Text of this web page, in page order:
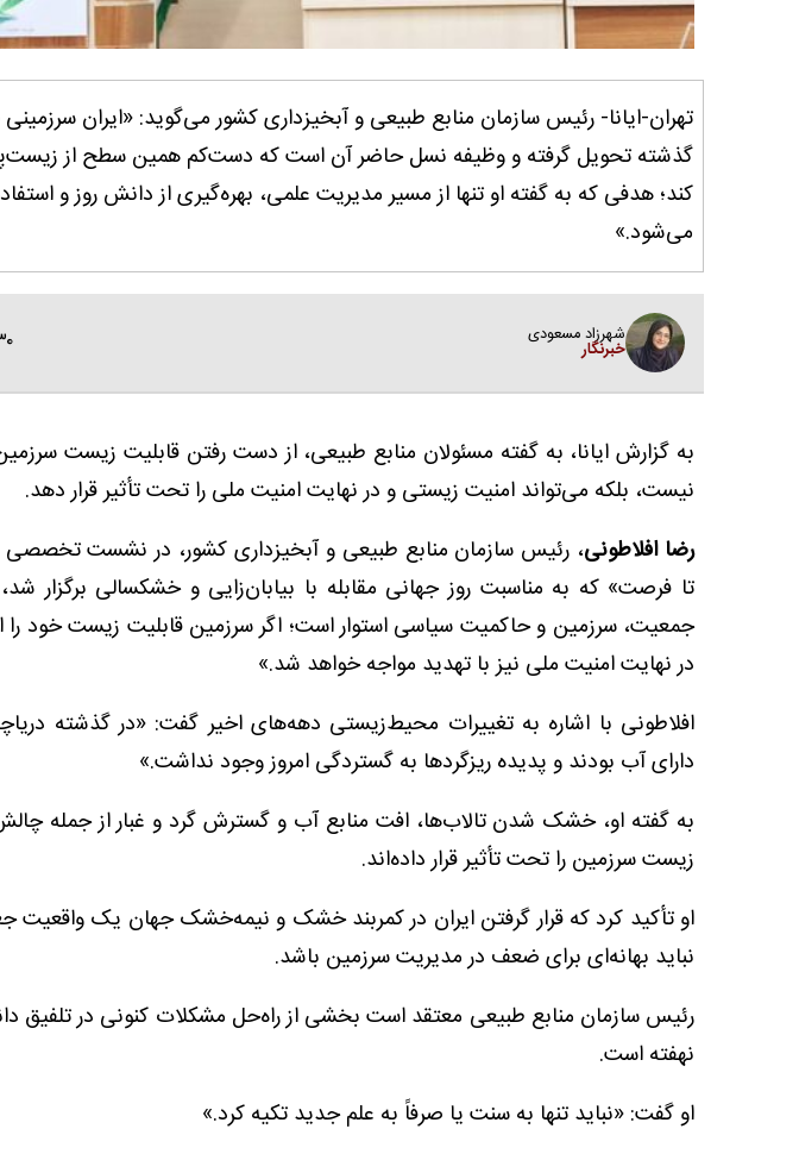
تهران-ایانا- رئیس سازمان منابع طبیعی و آبخیزداری کشور می‌گوید: «ایران
گذشته تحویل گرفته و وظیفه نسل حاضر آن است که دست‌کم همین سطح از
کند؛ هدفی که به گفته او تنها از مسیر مدیریت علمی، بهره‌گیری از دانش روز و
می‌شود.»
شهرزاد مسعودی
خبرنگار
به گزارش ایانا، به گفته مسئولان منابع طبیعی، از دست رفتن قابلیت زیست
نیست، بلکه می‌تواند امنیت زیستی و در نهایت امنیت ملی را تحت تأثیر قرار دهد.
رضا افلاطونی، رئیس سازمان منابع طبیعی و آبخیزداری کشور، در نشست تخصصی
تا فرصت» که به مناسبت روز جهانی مقابله با بیابان‌زایی و خشکسالی برگزار
جمعیت، سرزمین و حاکمیت سیاسی استوار است؛ اگر سرزمین قابلیت زیست خود
در نهایت امنیت ملی نیز با تهدید مواجه خواهد شد.»
افلاطونی با اشاره به تغییرات محیط‌زیستی دهه‌های اخیر گفت: «در گذشته
دارای آب بودند و پدیده ریزگردها به گستردگی امروز وجود نداشت.»
به گفته او، خشک شدن تالاب‌ها، افت منابع آب و گسترش گرد و غبار از جمله
زیست سرزمین را تحت تأثیر قرار داده‌اند.
او تأکید کرد که قرار گرفتن ایران در کمربند خشک و نیمه‌خشک جهان یک واقعیت
نباید بهانه‌ای برای ضعف در مدیریت سرزمین باشد.
رئیس سازمان منابع طبیعی معتقد است بخشی از راه‌حل مشکلات کنونی در تلفیق
نهفته است.
او گفت: «نباید تنها به سنت یا صرفاً به علم جدید تکیه کرد.»